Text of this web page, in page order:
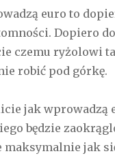
euro to
Dopiero
czemu ryżolowi
robić pod górkę.
jak wprowadzą
będzie
maksymalnie jak